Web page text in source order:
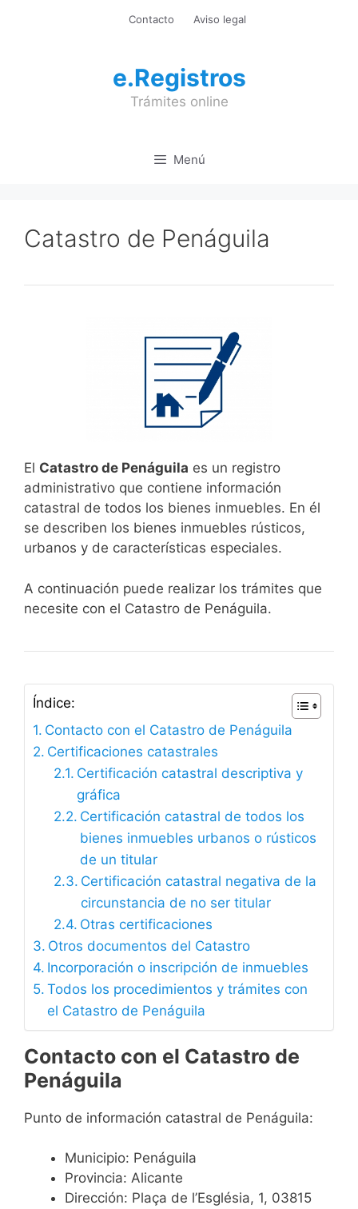
Contacto Aviso legal
e.Registros
Trámites online
Menú
Catastro de Penáguila
El Catastro de Penáguila es un registro
administrativo que contiene información
catastral de todos los bienes inmuebles. En él
se describen los bienes inmuebles rústicos,
urbanos y de características especiales.
A continuación puede realizar los trámites que
necesite con el Catastro de Penáguila.
Índice:
Contacto con el Catastro de Penáguila
Certificaciones catastrales
Certificación catastral descriptiva y
gráfica
Certificación catastral de todos los
bienes inmuebles urbanos o rústicos
de un titular
Certificación catastral negativa de la
circunstancia de no ser titular
Otras certificaciones
Otros documentos del Catastro
Incorporación o inscripción de inmuebles
Todos los procedimientos y trámites con
el Catastro de Penáguila
Contacto con el Catastro de
Penáguila
Punto de información catastral de Penáguila:
Municipio: Penáguila
Provincia: Alicante
Dirección: Plaça de l’Església, 1, 03815